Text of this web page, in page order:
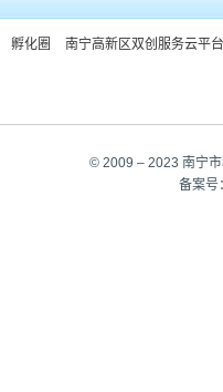
孵化圈 南宁高新区双创服务云平台
© 2009 – 2023 南宁
备案号：